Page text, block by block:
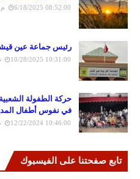
6/18/2025 08:52:00 م
رئيس جماعة عين
10/28/2025 10:31:00 ص
حركة الطفولة الشعبية
في نفوس أطفال
12/22/2024 10:46:00 م
تابع صفحتنا على الفيسبوك